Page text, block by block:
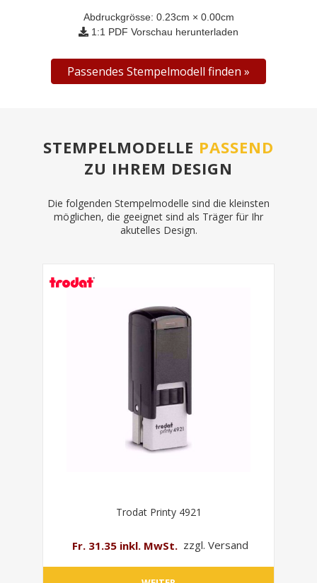
Abdruckgrösse: 0.23cm × 0.00cm
1:1 PDF Vorschau herunterladen
Passendes Stempelmodell finden
STEMPELMODELLE PASSEND
ZU IHREM DESIGN
Die folgenden Stempelmodelle sind die kleinsten
möglichen, die geeignet sind als Träger für Ihr
akutelles Design.
Trodat Printy 4921
Fr. 31.35 inkl. MwSt. zzgl. Versand